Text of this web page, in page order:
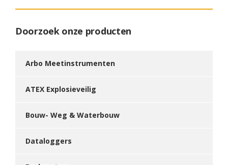
Doorzoek onze producten
Arbo Meetinstrumenten
ATEX Explosieveilig
Bouw- Weg & Waterbouw
Dataloggers